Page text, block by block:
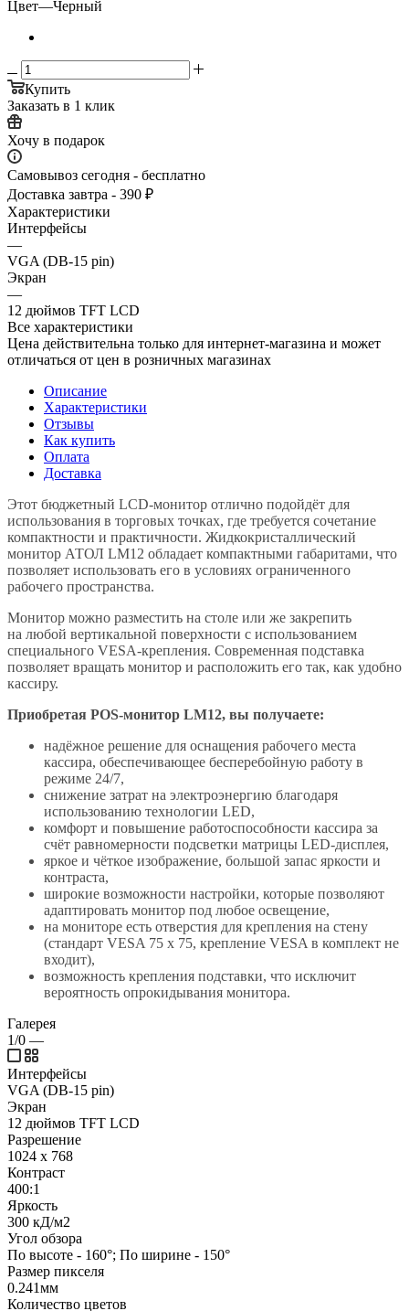
Цвет—Черный
Купить
Заказать в 1 клик
Хочу в подарок
Самовывоз сегодня - бесплатно
Доставка завтра - 390 ₽
Характеристики
Интерфейсы
—
VGA (DB-15 pin)
Экран
—
12 дюймов TFT LCD
Все характеристики
Цена действительна только для интернет-магазина и может
отличаться от цен в розничных магазинах
Описание
Характеристики
Отзывы
Как купить
Оплата
Доставка
Этот бюджетный LCD-монитор отлично подойдёт для
использования в торговых точках, где требуется сочетание
компактности и практичности. Жидкокристаллический
монитор АТОЛ LM12 обладает компактными габаритами, что
позволяет использовать его в условиях ограниченного
рабочего пространства.
Монитор можно разместить на столе или же закрепить
на любой вертикальной поверхности с использованием
специального VESA-крепления. Современная подставка
позволяет вращать монитор и расположить его так, как удобно
кассиру.
Приобретая POS-монитор LM12, вы получаете:
надёжное решение для оснащения рабочего места
кассира, обеспечивающее бесперебойную работу в
режиме 24/7,
снижение затрат на электроэнергию благодаря
использованию технологии LED,
комфорт и повышение работоспособности кассира за
счёт равномерности подсветки матрицы LED-дисплея,
яркое и чёткое изображение, большой запас яркости и
контраста,
широкие возможности настройки, которые позволяют
адаптировать монитор под любое освещение,
на мониторе есть отверстия для крепления на стену
(стандарт VESA 75 x 75, крепление VESA в комплект не
входит),
возможность крепления подставки, что исключит
вероятность опрокидывания монитора.
Галерея
1/0 —
Интерфейсы
VGA (DB-15 pin)
Экран
12 дюймов TFT LCD
Разрешение
1024 х 768
Контраст
400:1
Яркость
300 кД/м2
Угол обзора
По высоте - 160°; По ширине - 150°
Размер пикселя
0.241мм
Количество цветов